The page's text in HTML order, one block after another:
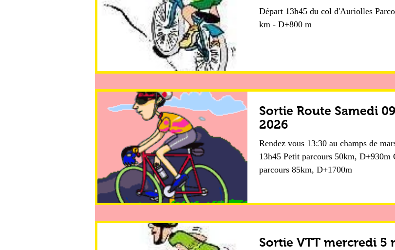
Départ 13h45 du col d'Auriolles Parcours 31
km - D+800 m
Sortie Route Samedi
2026
Rendez vous 13:30 au champs de
13h45 Petit parcours 50km, D+930m
parcours 85km, D+1700m
Sortie VTT mercredi 5 mai